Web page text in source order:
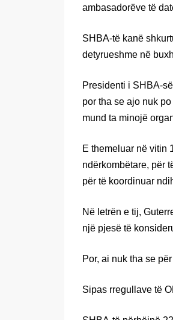
ambasadorëve të
SHBA-të kanë
detyrueshme në
Presidenti i SHBA-
por tha se ajo nuk
mund ta minojë
E themeluar në vitin
ndërkombëtare, për
për të koordinuar
Në letrën e tij,
një pjesë të
Por, ai nuk tha se
Sipas rregullave të